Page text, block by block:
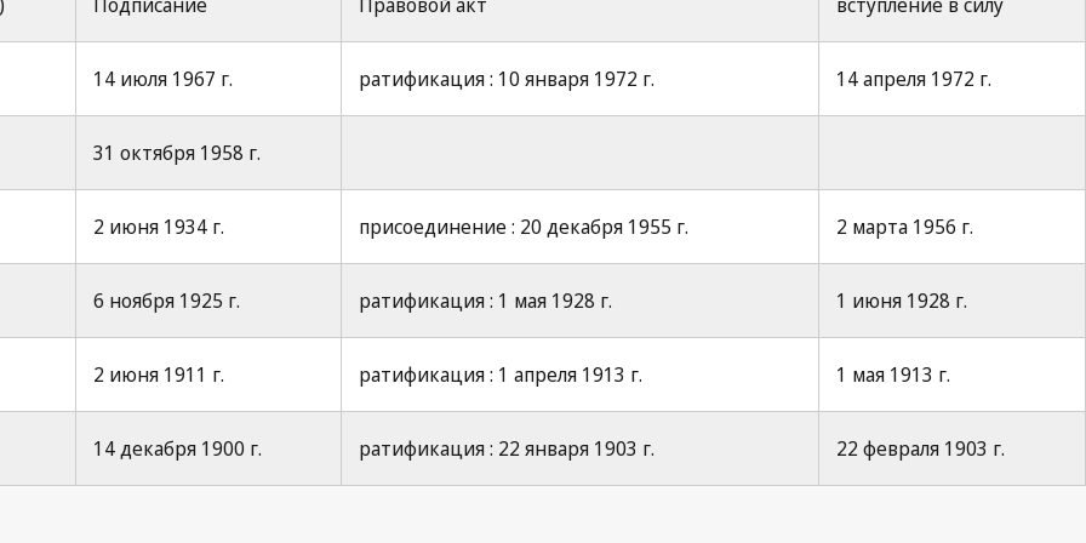
14 июля 1967 г. ратификация : 10 января 1972 г. 14 апреля 1972 г.
31 октября 1958 г.
2 июня 1934 г. присоединение : 20 декабря 1955 г. 2 марта 1956 г.
6 ноября 1925 г. ратификация : 1 мая 1928 г. 1 июня 1928 г.
2 июня 1911 г. ратификация : 1 апреля 1913 г. 1 мая 1913 г.
14 декабря 1900 г. ратификация : 22 января 1903 г. 22 февраля 1903 г.